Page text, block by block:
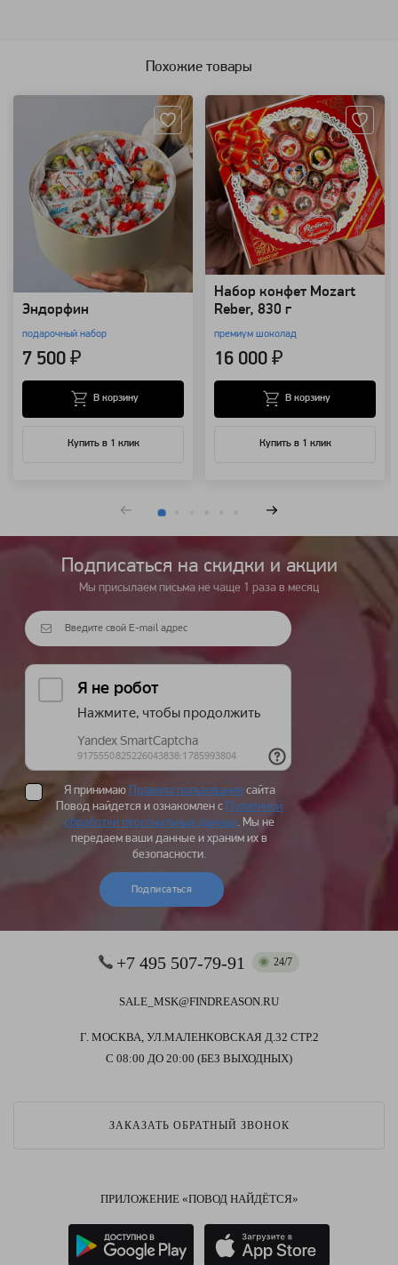
Похожие товары
Эндорфин
подарочный набор
7 500 ₽
Купить в 1 клик
В корзину
Набор конфет Mozart
Reber, 830 г
премиум шоколад
16 000 ₽
Купить в 1 клик
В корзину
Подписаться на cкидки и акции
Мы присылаем письма не чаще 1 раза в месяц
Я принимаю Правила пользования сайта
Повод найдется и ознакомлен с Политикой
обработки персональных данных. Мы не
передаем ваши данные и храним их в
безопасности.
Подписаться
+7 495 507-79-91 24/7
SALE_MSK@FINDREASON.RU
Г. МОСКВА, УЛ.МАЛЕНКОВСКАЯ Д.32 СТР.2
С 08:00 ДО 20:00 (БЕЗ ВЫХОДНЫХ)
ЗАКАЗАТЬ ОБРАТНЫЙ ЗВОНОК
ПРИЛОЖЕНИЕ «ПОВОД НАЙДЁТСЯ»